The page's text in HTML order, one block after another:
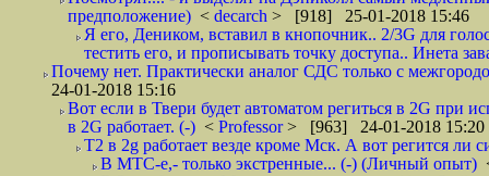
предположение) < decarch > [918] 25-01-2018 15:46
Я его, Деником, вставил в кнопочник.. 2/3G для
тестить его, и прописывать точку доступа.. Инета
Почему нет. Практически аналог СДС только с
24-01-2018 15:16
Вот если в Твери будет автоматом региться в 2G при
в 2G работает. (-) < Professor> [963] 24-01-2018 15:20
T2 в 2g работает везде кроме Мск. А вот регится
В МТС-е,- только экстренные... (-) (Личный опыт)